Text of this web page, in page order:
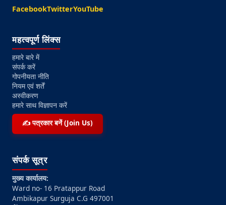
FacebookTwitterYouTube
महत्वपूर्ण लिंक्स
हमारे बारे में
संपर्क करें
गोपनीयता नीति
नियम एवं शर्तें
अस्वीकरण
हमारे साथ विज्ञापन करें
✍️ पत्रकार बनें (Join Us)
संपर्क सूत्र
मुख्य कार्यालय:
Ward no- 16 Pratappur Road
Ambikapur Surguja C.G 497001